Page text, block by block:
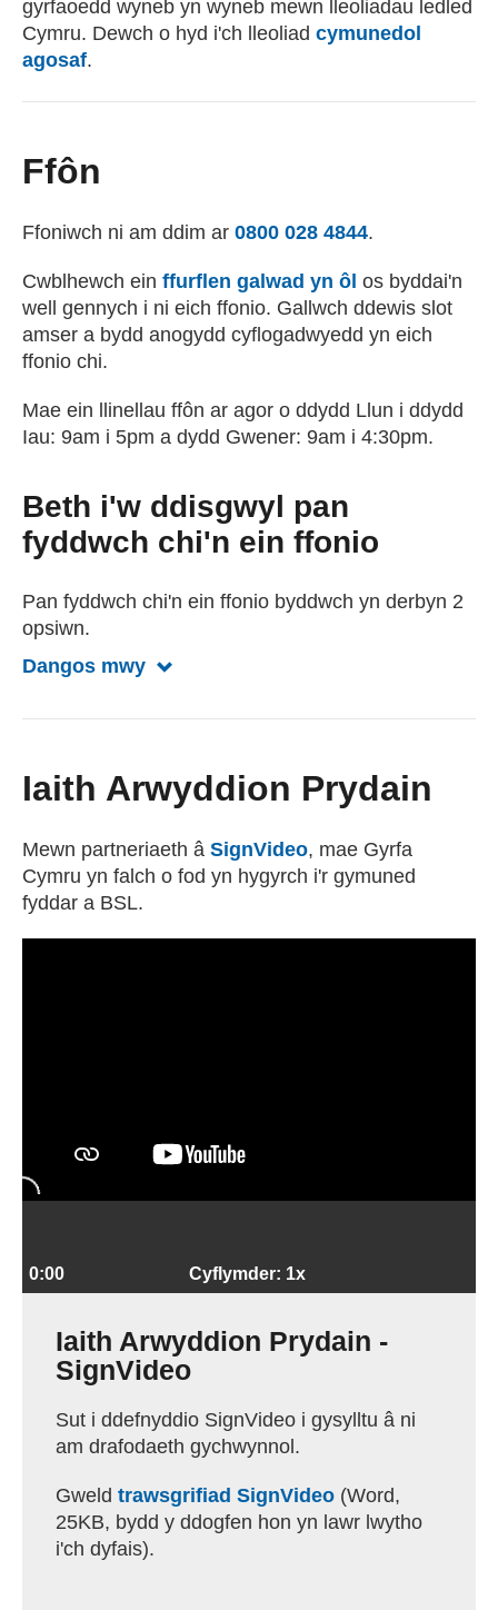
gyrfaoedd wyneb yn wyneb mewn lleoliadau ledled
Cymru. Dewch o hyd i'ch lleoliad cymunedol
agosaf.
Ffôn
Ffoniwch ni am ddim ar 0800 028 4844.
Cwblhewch ein ffurflen galwad yn ôl os byddai'n
well gennych i ni eich ffonio. Gallwch ddewis slot
amser a bydd anogydd cyflogadwyedd yn eich
ffonio chi.
Mae ein llinellau ffôn ar agor o ddydd Llun i ddydd
Iau: 9am i 5pm a dydd Gwener: 9am i 4:30pm.
Beth i'w ddisgwyl pan
fyddwch chi'n ein ffonio
Pan fyddwch chi'n ein ffonio byddwch yn derbyn 2
opsiwn.
Dangos mwy Dangos llai am beth i ddisgwyl pan
Iaith Arwyddion Prydain
Mewn partneriaeth â SignVideo(external
, mae Gyrfa
Cymru yn falch o fod yn hygyrch i'r gymuned
fyddar a BSL.
0:00 Cyflymder: 1x
Iaith Arwyddion Prydain -
SignVideo
Sut i ddefnyddio SignVideo i gysylltu â ni
am drafodaeth gychwynnol.
Gweld trawsgrifiad SignVideo (Word,
25KB, bydd y ddogfen hon yn lawr lwytho
i'ch dyfais).